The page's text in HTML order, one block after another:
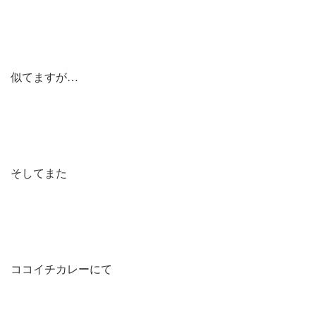
似てますが…
そしてまた
ココイチカレーにて